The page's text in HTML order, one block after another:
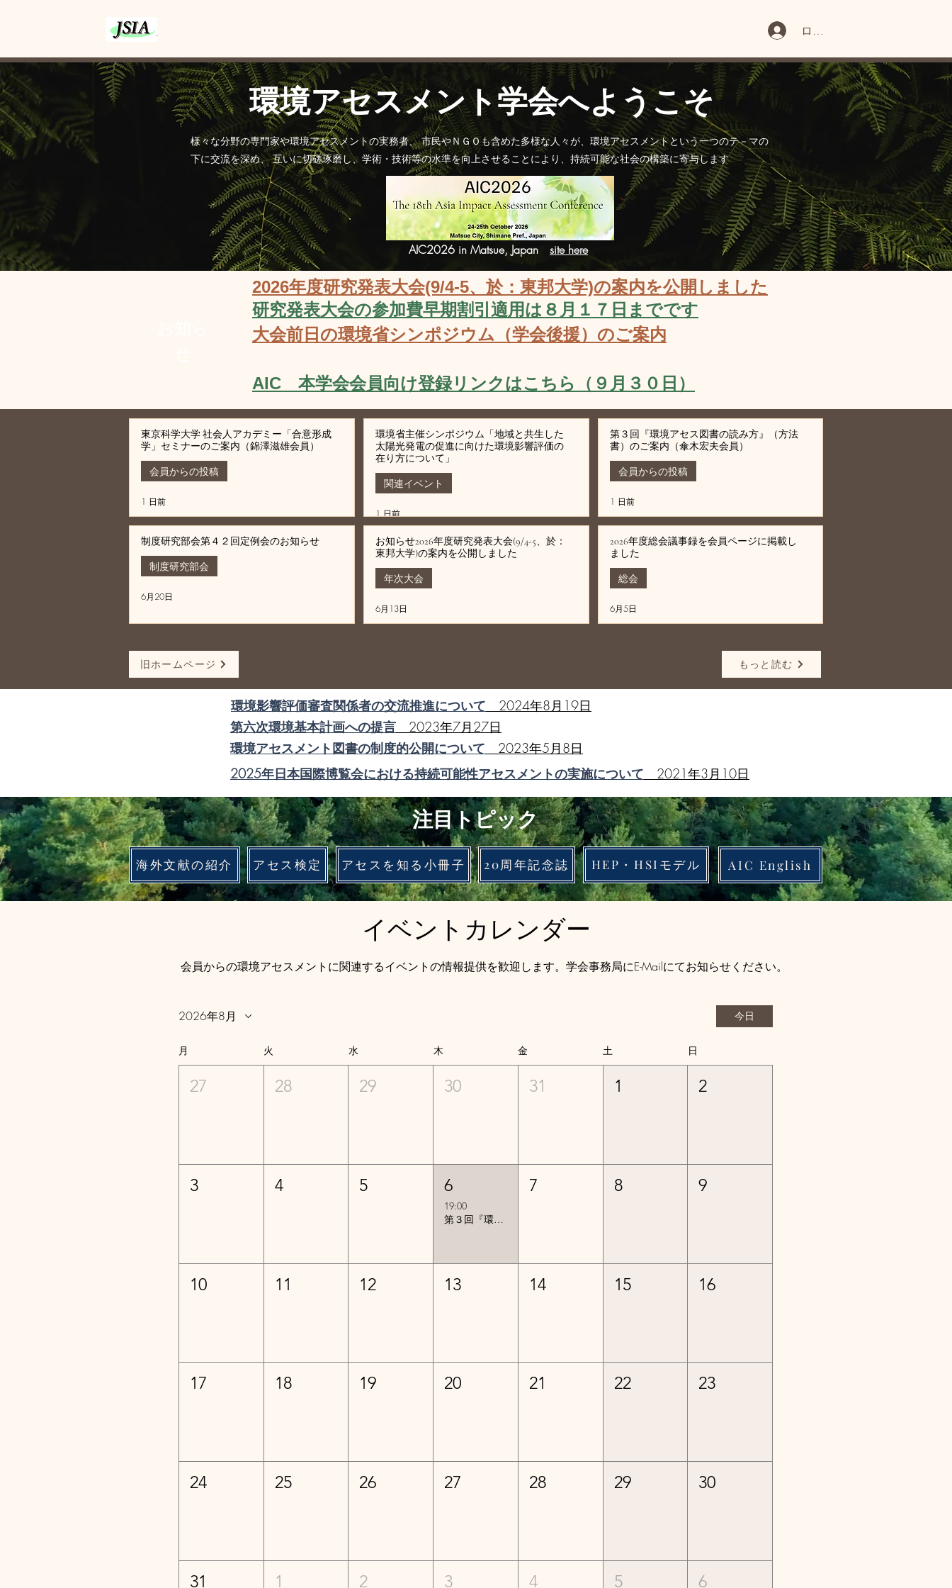
ログイン
環境アセスメント学会へようこそ
様々な分野の専門家や環境アセスメントの実務者、 市民やＮＧＯも含めた多様な人々が、環境アセスメントという一つのテ－マの
下に交流を深め、 互いに切磋琢磨し、学術・技術等の水準を向上させることにより、持続可能な社会の構築に寄与します
AIC2026 in Matsue, Japan site here
2026年度研究発表大会(9/4-5、於：東邦大学)の案内を公開しました
研究発表大会の参加費早期割引適用は８月１７日までです
大会前日の環境省シンポジウム（学会後援）のご案内
​AIC 本学会会員向け登録リンクはこちら（９月３０日）
東京科学大学 社会人アカデミー「合意形成
学」セミナーのご案内（錦澤滋雄会員）
会員からの投稿
1 日前
環境省主催シンポジウム「地域と共生した
太陽光発電の促進に向けた環境影響評価の
在り方について」
関連イベント
1 日前
第３回『環境アセス図書の読み方』（方法
書）のご案内（傘木宏夫会員）
会員からの投稿
1 日前
制度研究部会第４２回定例会のお知らせ
制度研究部会
6月20日
お知らせ2026年度研究発表大会(9/4-5、於：
東邦大学)の案内を公開しました
年次大会
6月13日
2026年度総会議事録を会員ページに掲載し
ました
総会
6月5日
旧ホームページ もっと読む
環境影響評価審査関係者の交流推進について 2024年8月19日
第六次環境基本計画への提言 2023年7月27日
環境アセスメント図書の制度的公開について 2023年5月8日
2025年日本国際博覧会における持続可能性アセスメントの実施について 2021年3月10日
注目トピック
海外文献の紹介 アセス検定 アセスを知る小冊子 20周年記念誌 HEP・HSIモデル AIC English
イベントカレンダー
会員からの環境アセスメントに関連するイベントの情報提供を歓迎します。学会事務局にE-Mailにてお知らせください。
2026年8月 今日
月 火 水 木 金 土 日
27 28 29 30 31 1 2
3 4 5 6
19:00
第３回『環境アセス図書の読み方』（方法書）
7 8 9
10 11 12 13 14 15 16
17 18 19 20 21 22 23
24 25 26 27 28 29 30
31 1 2 3 4 5 6